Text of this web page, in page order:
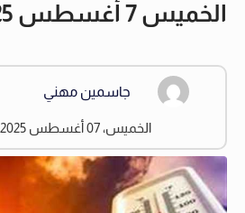
الخميس 7 أغسطس 2025
جاسمين مهني
الخميس، 07 أغسطس 2025 05:14 صباحًا